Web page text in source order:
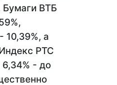
Бумаги ВТБ
10,39%, а
РТС
6,34% - до